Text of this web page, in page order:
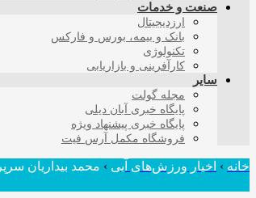
صنعت و خدمات
ارزدیجیتال
بانک و بیمه، بورس و فارکس
تکنولوژی
کارآفرینی و بازاریابی
سایر
مجله گولت
پایگاه خبری آبان دیلی
پایگاه خبری پیشنهاد ویژه
فروشگاه مکمل آرس فیت
خانه › اخبار ورزش‌های آبی › محمد بیداریان